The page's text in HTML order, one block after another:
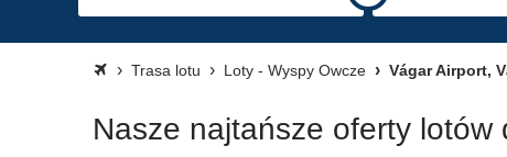
Trasa lotu Loty - Wyspy Owcze Vágar Airport,
Nasze najtańsze oferty